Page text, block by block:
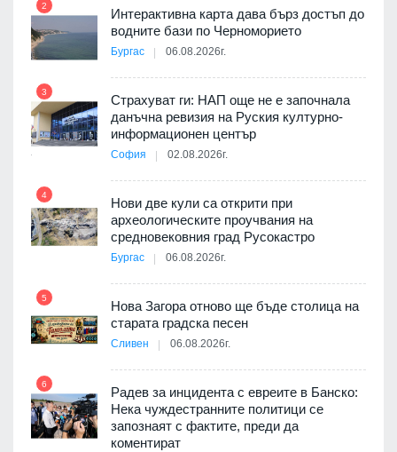
2
Интерактивна карта дава бърз достъп до
водните бази по Черноморието
Бургас 06.08.2026г.
3
Страхуват ги: НАП още не е започнала
данъчна ревизия на Руския културно-
информационен център
София 02.08.2026г.
4
Нови две кули са открити при
археологическите проучвания на
средновековния град Русокастро
Бургас 06.08.2026г.
5
Нова Загора отново ще бъде столица на
старата градска песен
Сливен 06.08.2026г.
6
Радев за инцидента с евреите в Банско:
Нека чуждестранните политици се
запознаят с фактите, преди да
коментират